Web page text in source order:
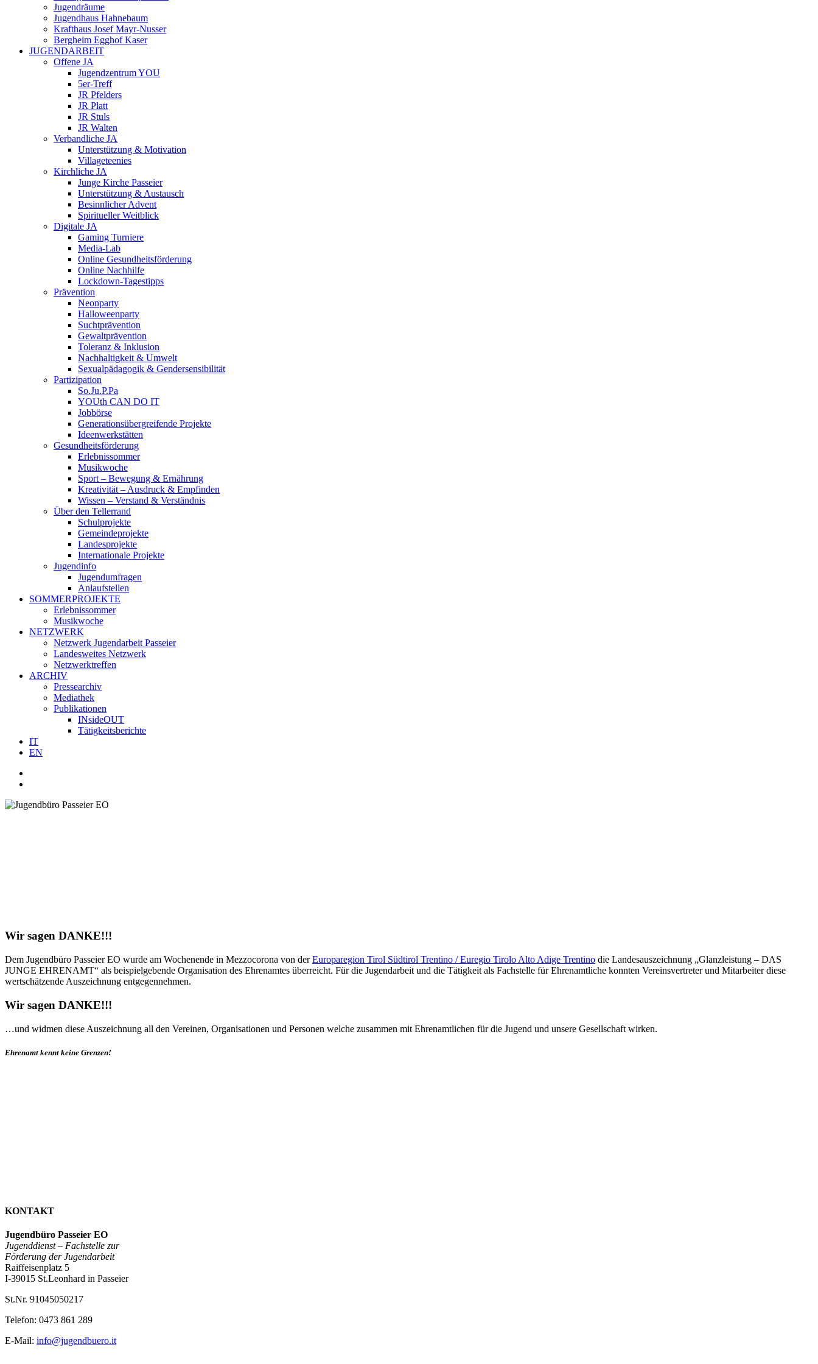
Jugendräume
Jugendhaus Hahnebaum
Krafthaus Josef Mayr-Nusser
Bergheim Egghof Kaser
JUGENDARBEIT
Offene JA
Jugendzentrum YOU
5er-Treff
JR Pfelders
JR Platt
JR Stuls
JR Walten
Verbandliche JA
Unterstützung & Motivation
Villageteenies
Kirchliche JA
Junge Kirche Passeier
Unterstützung & Austausch
Besinnlicher Advent
Spiritueller Weitblick
Digitale JA
Gaming Turniere
Media-Lab
Online Gesundheitsförderung
Online Nachhilfe
Lockdown-Tagestipps
Prävention
Neonparty
Halloweenparty
Suchtprävention
Gewaltprävention
Toleranz & Inklusion
Nachhaltigkeit & Umwelt
Sexualpädagogik & Gendersensibilität
Partizipation
So.Ju.P.Pa
YOUth CAN DO IT
Jobbörse
Generationsübergreifende Projekte
Ideenwerkstätten
Gesundheitsförderung
Erlebnissommer
Musikwoche
Sport – Bewegung & Ernährung
Kreativität – Ausdruck & Empfinden
Wissen – Verstand & Verständnis
Über den Tellerrand
Schulprojekte
Gemeindeprojekte
Landesprojekte
Internationale Projekte
Jugendinfo
Jugendumfragen
Anlaufstellen
SOMMERPROJEKTE
Erlebnissommer
Musikwoche
NETZWERK
Netzwerk Jugendarbeit Passeier
Landesweites Netzwerk
Netzwerktreffen
ARCHIV
Pressearchiv
Mediathek
Publikationen
INsideOUT
Tätigkeitsberichte
IT
EN
Wir sagen DANKE!!!
Dem Jugendbüro Passeier EO wurde am Wochenende in Mezzocorona von derEuroparegion Tirol Südtirol Trentino / Euregio Tirolo Alto Adige Trentino die Landesauszeichnung „Glanzleistung – DAS
JUNGE EHRENAMT“ als beispielgebende Organisation des Ehrenamtes überreicht. Für die Jugendarbeit und die Tätigkeit als Fachstelle für Ehrenamtliche konnten Vereinsvertreter und Mitarbeiter diese
wertschätzende Auszeichnung entgegennehmen.
Wir sagen DANKE!!!
…und widmen diese Auszeichnung all den Vereinen, Organisationen und Personen welche zusammen mit Ehrenamtlichen für die Jugend und unsere Gesellschaft wirken.
Ehrenamt kennt keine Grenzen!
KONTAKT
Jugendbüro Passeier EO
Jugenddienst – Fachstelle zur
Förderung der Jugendarbeit
Raiffeisenplatz 5
I-39015 St.Leonhard in Passeier
St.Nr. 91045050217
Telefon: 0473 861 289
E-Mail: info@jugendbuero.it